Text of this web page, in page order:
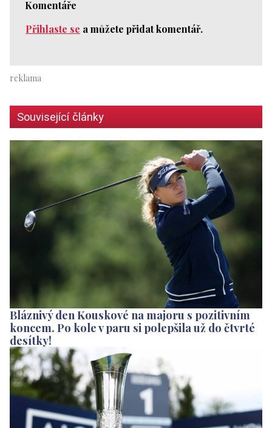
Komentáře
Přihlaste se a můžete přidat komentář.
Související články
Bláznivý den Kouskové na majoru s pozitivním
koncem. Po kole v paru si polepšila už do čtvrté
desítky!